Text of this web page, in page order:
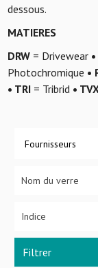
dessous.
MATIERES
DRW= Drivewear
Photochromique •
• TRI= Tribrid •
Fournisseurs
Filtrer